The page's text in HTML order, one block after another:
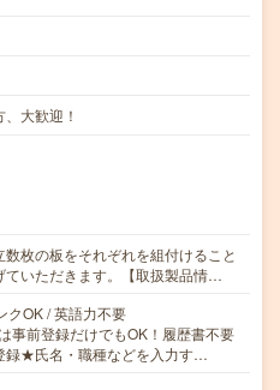
大歓迎！
枚の板をそれぞれを組付けること
ていただきます。【取扱製品情…
クOK / 英語力不要
事前登録だけでもOK！履歴書不要
録★氏名・職種などを入力す…